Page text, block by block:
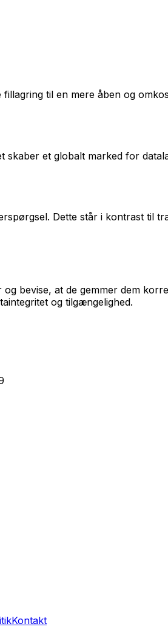
til en mere åben og
et globalt marked for
Dette står i kontrast til
bevise, at de gemmer dem
og tilgængelighed.
Kontakt